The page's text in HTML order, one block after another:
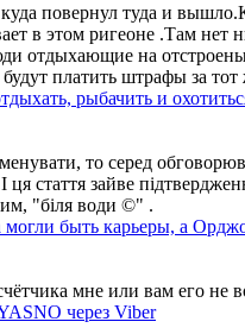
повернул туда и
в этом ригеоне .Там нет
отдыхающие на
платить штрафы за
рыбачить и
то серед
стаття зайве
"біля води ©" .
быть карьеры, а
мне или вам его не
через Viber